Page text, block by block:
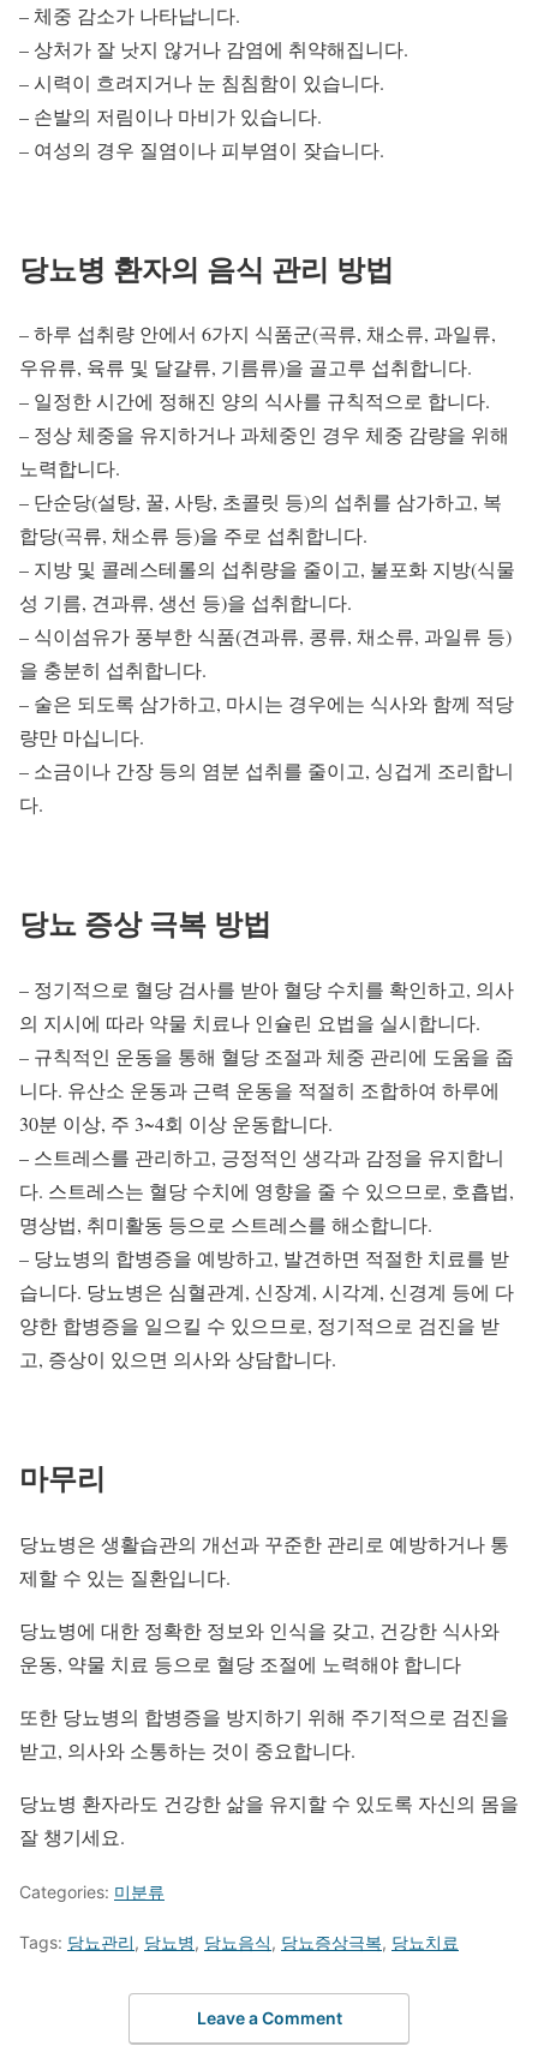
– 체중 감소가 나타납니다.
– 상처가 잘 낫지 않거나 감염에 취약해집니다.
– 시력이 흐려지거나 눈 침침함이 있습니다.
– 손발의 저림이나 마비가 있습니다.
– 여성의 경우 질염이나 피부염이 잦습니다.
당뇨병 환자의 음식 관리 방법
– 하루 섭취량 안에서 6가지 식품군(곡류, 채소류, 과일류,
우유류, 육류 및 달걀류, 기름류)을 골고루 섭취합니다.
– 일정한 시간에 정해진 양의 식사를 규칙적으로 합니다.
– 정상 체중을 유지하거나 과체중인 경우 체중 감량을 위해
노력합니다.
– 단순당(설탕, 꿀, 사탕, 초콜릿 등)의 섭취를 삼가하고, 복
합당(곡류, 채소류 등)을 주로 섭취합니다.
– 지방 및 콜레스테롤의 섭취량을 줄이고, 불포화 지방(식물
성 기름, 견과류, 생선 등)을 섭취합니다.
– 식이섬유가 풍부한 식품(견과류, 콩류, 채소류, 과일류 등)
을 충분히 섭취합니다.
– 술은 되도록 삼가하고, 마시는 경우에는 식사와 함께 적당
량만 마십니다.
– 소금이나 간장 등의 염분 섭취를 줄이고, 싱겁게 조리합니
다.
당뇨 증상 극복 방법
– 정기적으로 혈당 검사를 받아 혈당 수치를 확인하고, 의사
의 지시에 따라 약물 치료나 인슐린 요법을 실시합니다.
– 규칙적인 운동을 통해 혈당 조절과 체중 관리에 도움을 줍
니다. 유산소 운동과 근력 운동을 적절히 조합하여 하루에
30분 이상, 주 3~4회 이상 운동합니다.
– 스트레스를 관리하고, 긍정적인 생각과 감정을 유지합니
다. 스트레스는 혈당 수치에 영향을 줄 수 있으므로, 호흡법,
명상법, 취미활동 등으로 스트레스를 해소합니다.
– 당뇨병의 합병증을 예방하고, 발견하면 적절한 치료를 받
습니다. 당뇨병은 심혈관계, 신장계, 시각계, 신경계 등에 다
양한 합병증을 일으킬 수 있으므로, 정기적으로 검진을 받
고, 증상이 있으면 의사와 상담합니다.
마무리
당뇨병은 생활습관의 개선과 꾸준한 관리로 예방하거나 통
제할 수 있는 질환입니다.
당뇨병에 대한 정확한 정보와 인식을 갖고, 건강한 식사와
운동, 약물 치료 등으로 혈당 조절에 노력해야 합니다
또한 당뇨병의 합병증을 방지하기 위해 주기적으로 검진을
받고, 의사와 소통하는 것이 중요합니다.
당뇨병 환자라도 건강한 삶을 유지할 수 있도록 자신의 몸을
잘 챙기세요.
Categories: 미분류
Tags: 당뇨관리, 당뇨병, 당뇨음식, 당뇨증상극복, 당뇨치료
Leave a Comment